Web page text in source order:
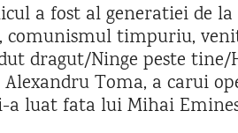
a fost al generatiei de
comunismul timpuriu,
dragut/Ninge peste tine/
Toma, a carui
a luat fata lui Mihai